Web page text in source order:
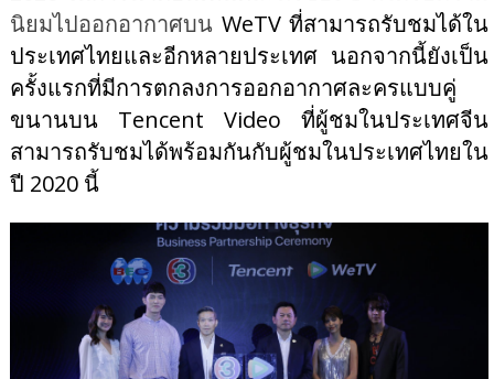
นิยมไปออกอากาศบน WeTV ที่สามารถรับชมได้ใน
ประเทศไทยและอีกหลายประเทศ นอกจากนี้ยังเป็น
ครั้งแรกที่มีการตกลงการออกอากาศละครแบบคู่
ขนานบน Tencent Video ที่ผู้ชมในประเทศจีน
สามารถรับชมได้พร้อมกันกับผู้ชมในประเทศไทยใน
ปี 2020 นี้